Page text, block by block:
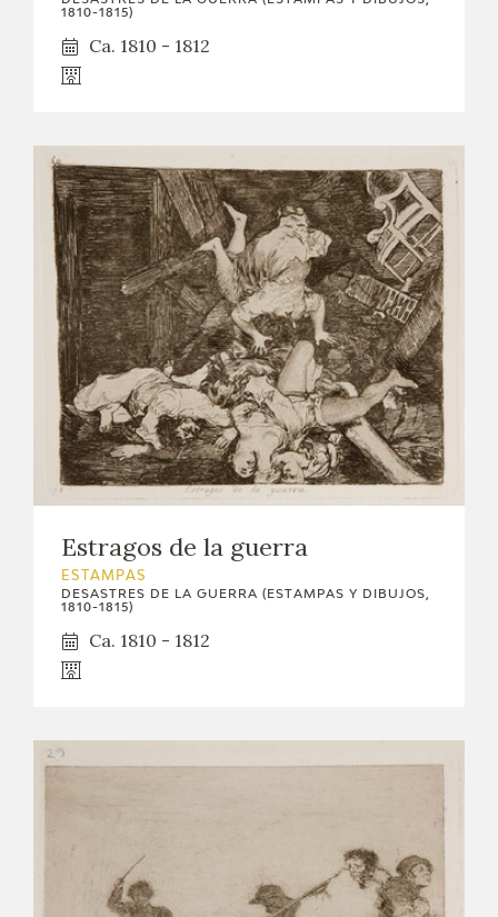
1810-1815)
Ca. 1810 - 1812
Estragos de la guerra
ESTAMPAS
DESASTRES DE LA GUERRA (ESTAMPAS Y DIBUJOS,
1810-1815)
Ca. 1810 - 1812